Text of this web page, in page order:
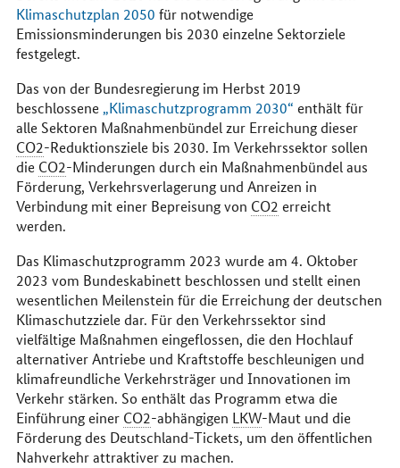
Klimaschutzplan 2050 für notwendige
Emissionsminderungen bis 2030 einzelne Sektorziele
festgelegt.
Das von der Bundesregierung im Herbst 2019
beschlossene „Klimaschutzprogramm 2030“ enthält für
alle Sektoren Maßnahmenbündel zur Erreichung dieser
CO2-Reduktionsziele bis 2030. Im Verkehrssektor sollen
die CO2-Minderungen durch ein Maßnahmenbündel aus
Förderung, Verkehrsverlagerung und Anreizen in
Verbindung mit einer Bepreisung von CO2 erreicht
werden.
Das Klimaschutzprogramm 2023 wurde am 4. Oktober
2023 vom Bundeskabinett beschlossen und stellt einen
wesentlichen Meilenstein für die Erreichung der deutschen
Klimaschutzziele dar. Für den Verkehrssektor sind
vielfältige Maßnahmen eingeflossen, die den Hochlauf
alternativer Antriebe und Kraftstoffe beschleunigen und
klimafreundliche Verkehrsträger und Innovationen im
Verkehr stärken. So enthält das Programm etwa die
Einführung einer CO2-abhängigen LKW-Maut und die
Förderung des Deutschland-Tickets, um den öffentlichen
Nahverkehr attraktiver zu machen.